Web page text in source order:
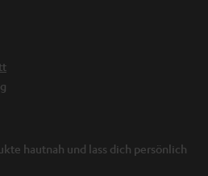
hautnah und lass dich persönlich